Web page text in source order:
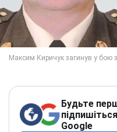
Будьте
Google